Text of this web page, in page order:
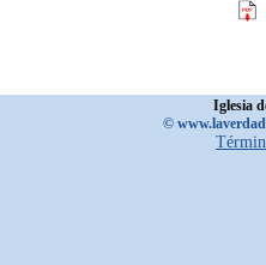
Iglesia
©